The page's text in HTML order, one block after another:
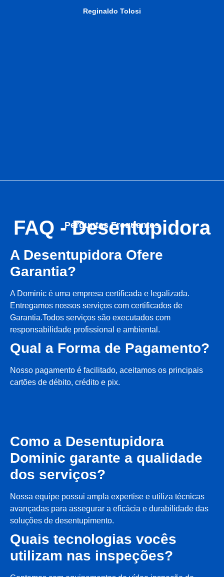
Reginaldo Tolosi
Perguntas Frequentes
FAQ - Desentupidora
A Desentupidora Ofere
Garantia?
A Dominic é uma empresa certificada e legalizada.
Entregamos nossos serviços com certificados de
Garantia.Todos serviços são executados com
responsabilidade profissional e ambiental.
Qual a Forma de Pagamento?
Nosso pagamento é facilitado, aceitamos os principais
cartões de débito, crédito e pix.
Como a Desentupidora
Dominic garante a qualidade
dos serviços?
Nossa equipe possui ampla expertise e utiliza técnicas
avançadas para assegurar a eficácia e durabilidade das
soluções de desentupimento.
Quais tecnologias vocês
utilizam nas inspeções?